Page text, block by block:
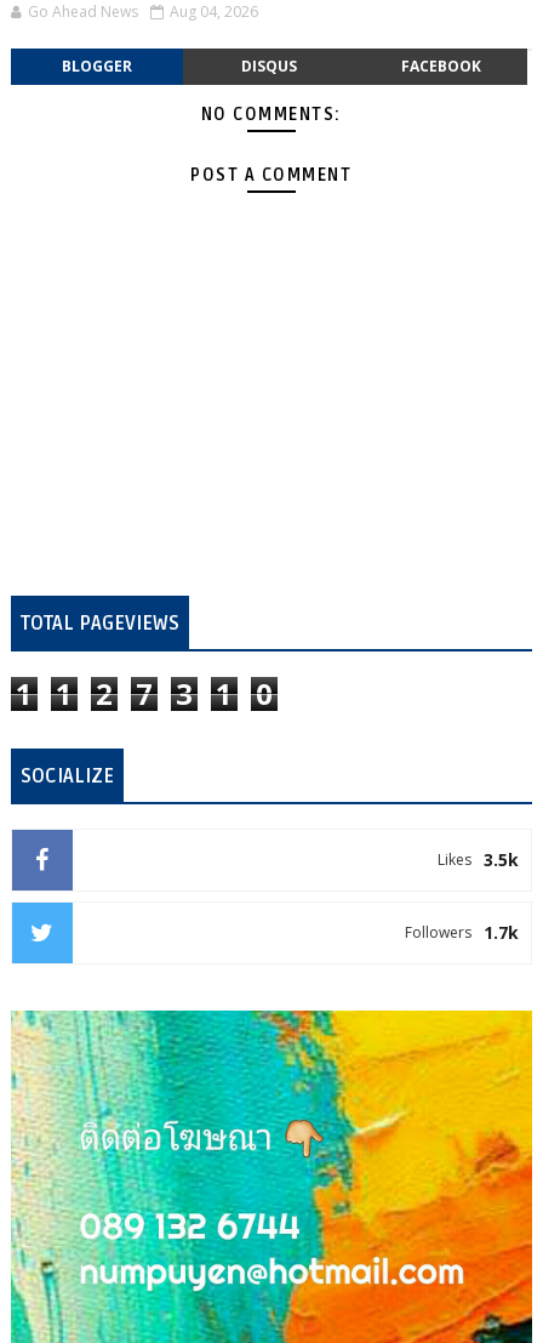
Go Ahead News Aug 04, 2026
BLOGGER DISQUS FACEBOOK
NO COMMENTS:
POST A COMMENT
TOTAL PAGEVIEWS
1 1 2 7 3 1 0
SOCIALIZE
3.5k
Likes
1.7k
Followers